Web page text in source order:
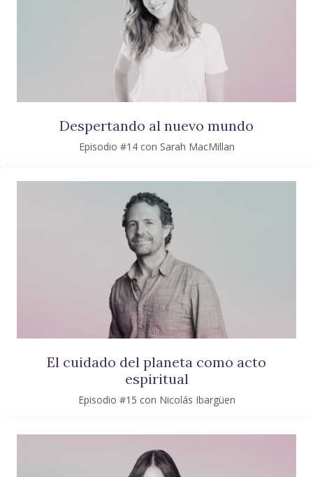
Despertando al nuevo mundo
Episodio #14 con Sarah MacMillan
El cuidado del planeta como acto
espiritual
Episodio #15 con Nicolás Ibargüen